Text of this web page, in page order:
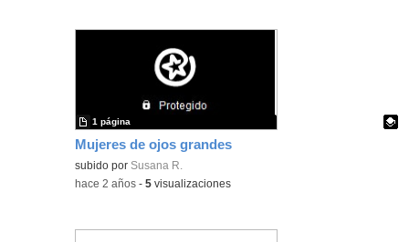
Mujeres de ojos grandes
Contenido educativo.
subido por Susana R.
1 página
-hace 2 años -5 visualizaciones